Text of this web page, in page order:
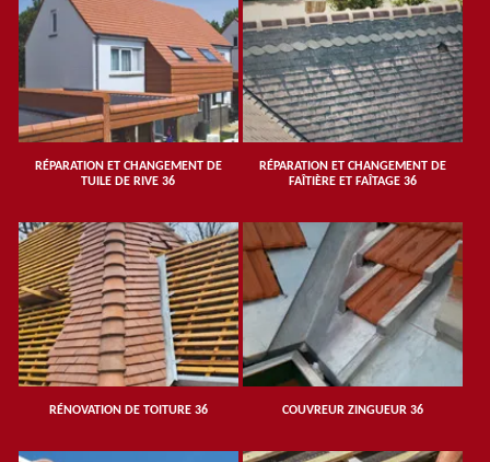
RÉPARATION ET CHANGEMENT DE
TUILE DE RIVE 36
RÉPARATION ET CHANGEMENT DE
FAÎTIÈRE ET FAÎTAGE 36
RÉNOVATION DE TOITURE 36 COUVREUR ZINGUEUR 36